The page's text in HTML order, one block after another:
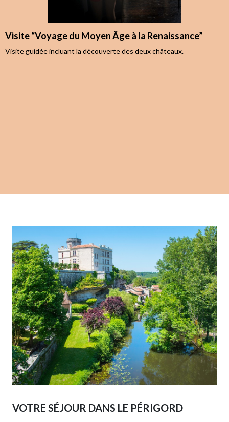
Visite “Voyage du Moyen Âge à la Renaissance”
Visite guidée incluant la découverte des deux châteaux.
VOTRE SÉJOUR DANS LE PÉRIGORD